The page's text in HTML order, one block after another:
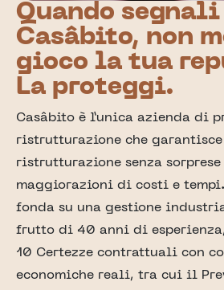
Quando segnali
Casâbito, non
gioco la tua
La proteggi.
Casâbito è l’unica azienda di
ristrutturazione che
ristrutturazione senza sorprese
maggiorazioni di costi e
fonda su una gestione
frutto di 40 anni di
10 Certezze contrattuali con
economiche reali, tra cui il